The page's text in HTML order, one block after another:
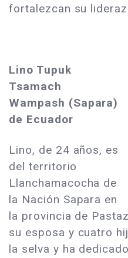
fortalezcan su
Lino Tupuk
Tsamach
Wampash (Sapara)
de Ecuador
Lino, de 24 años, es
del territorio
Llanchamacocha de
la Nación Sapara en
la provincia de
su esposa y cuatro
la selva y ha